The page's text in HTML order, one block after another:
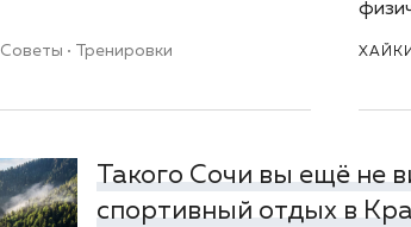
Советы Тренировки
Такого Сочи вы ещё не
спортивный отдых в